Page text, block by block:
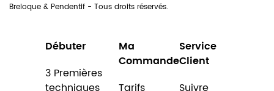
Breloque & Pendentif - Tous droits réservés.
Débuter
3 Premières
Ma
Commande
Service
Client